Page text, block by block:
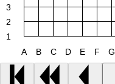
3
2
1
A B C D E F G